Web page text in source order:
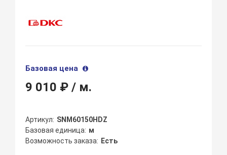
Базовая цена
9 010 ₽/ м.
Артикул
SNM60150HDZ
Базовая единица м
Возможность заказа
Есть